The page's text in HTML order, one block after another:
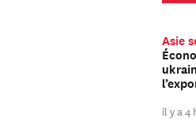
Asie
il y a 4